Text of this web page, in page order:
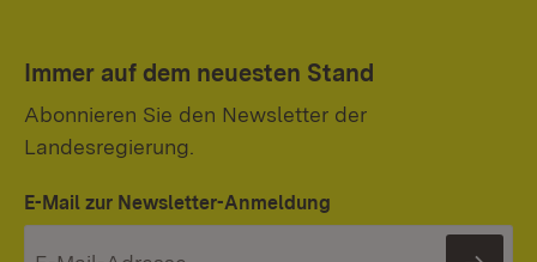
Immer auf dem neuesten Stand
Abonnieren Sie den Newsletter der
Landesregierung.
E-Mail zur Newsletter-Anmeldung